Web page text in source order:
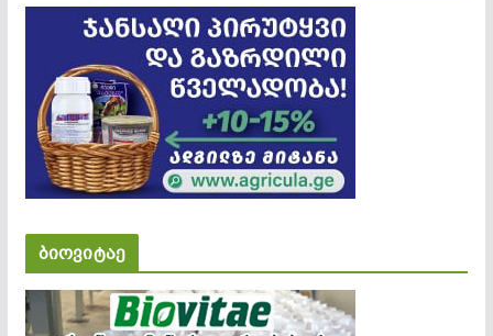
ბიოვიტაე